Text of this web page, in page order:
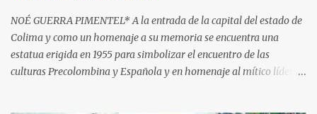
NOÉ GUERRA PIMENTEL* A la entrada de la capital del estado de
Colima y como un homenaje a su memoria se encuentra una
estatua erigida en 1955 para simbolizar el encuentro de las
culturas Precolombina y Española y en homenaje al mítico líder